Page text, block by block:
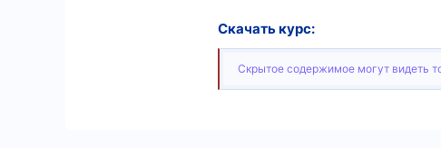
Скачать курс:
Скрытое содержимое могут видеть